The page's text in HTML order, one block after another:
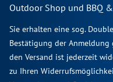
Outdoor Shop und BBQ
Sie erhalten eine sog.
Bestätigung der
den Versand ist jederzeit
zu Ihren